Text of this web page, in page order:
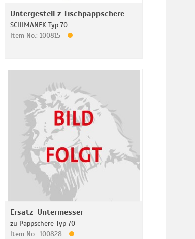
Untergestell z.Tischpappschere
SCHIMANEK Typ 70
Item No.: 100815
Ersatz-Untermesser
zu Pappschere Typ 70
Item No.: 100828